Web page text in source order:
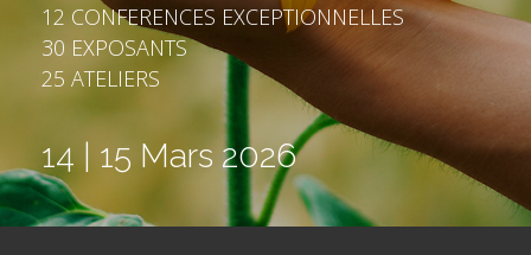
12 CONFERENCES EXCEPTIONNELLES
30 EXPOSANTS
25 ATELIERS
14 | 15 Mars 2026